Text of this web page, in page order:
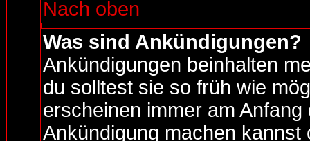
Nach oben
Was sind Ankündigungen?
Ankündigungen beinhalten
du solltest sie so früh wie
erscheinen immer am
Ankündigung machen